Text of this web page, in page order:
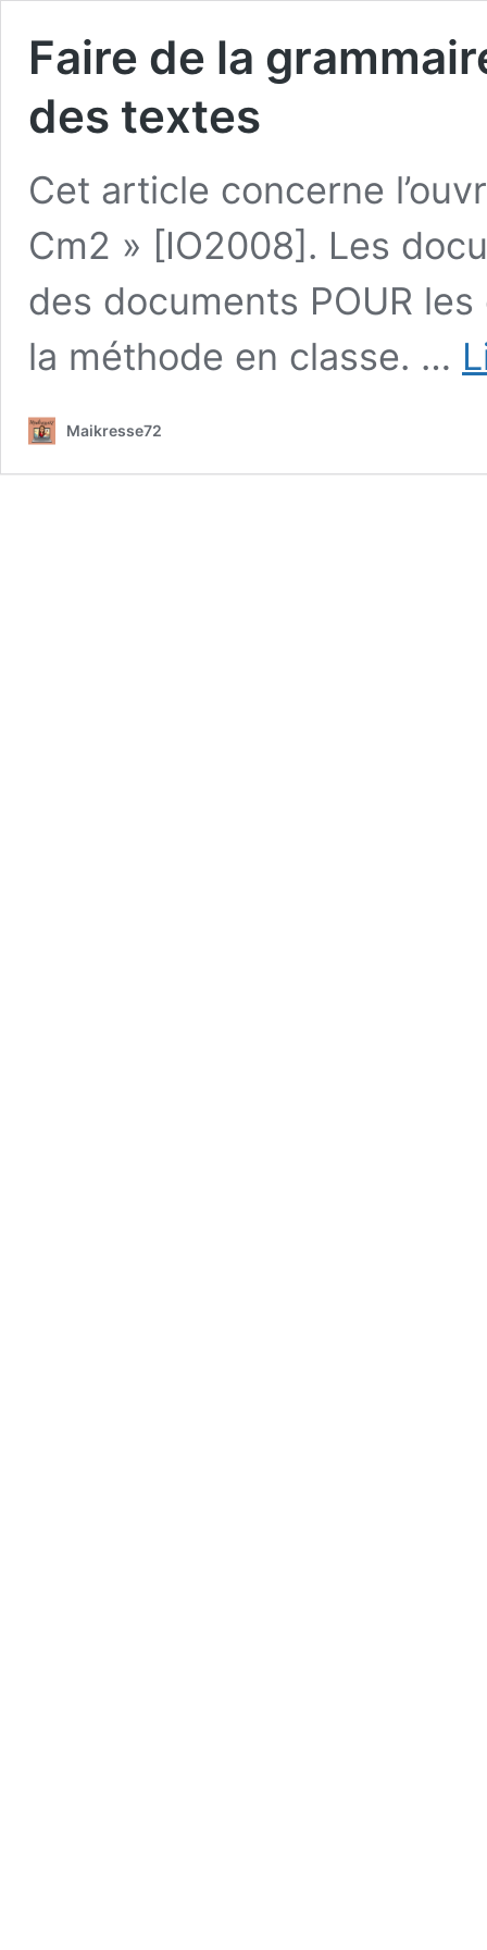
Faire de la
des textes
Cet article concerne
Cm2 » [IO2008]. Les
des documents POUR
la méthode en classe. …
Maikresse72